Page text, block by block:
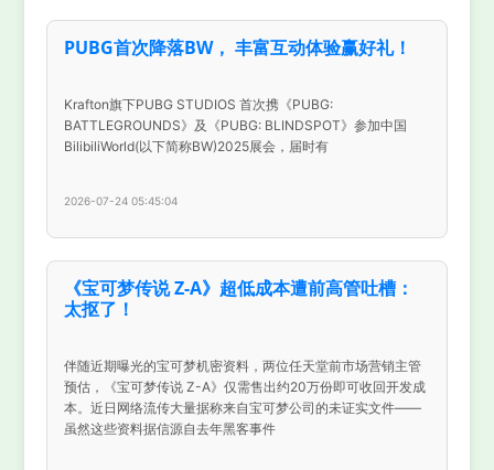
PUBG首次降落BW， 丰富互动体验赢好礼！
Krafton旗下PUBG STUDIOS 首次携《PUBG:
BATTLEGROUNDS》及《PUBG: BLINDSPOT》参加中国
BilibiliWorld(以下简称BW)2025展会，届时有
2026-07-24 05:45:04
《宝可梦传说 Z-A》超低成本遭前高管吐槽：
太抠了！
伴随近期曝光的宝可梦机密资料，两位任天堂前市场营销主管
预估，《宝可梦传说 Z-A》仅需售出约20万份即可收回开发成
本。近日网络流传大量据称来自宝可梦公司的未证实文件——
虽然这些资料据信源自去年黑客事件